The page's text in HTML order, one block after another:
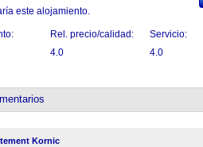
este alojamiento.
Rel. precio/calidad:
4.0
Servicio:
4.0
Kornic